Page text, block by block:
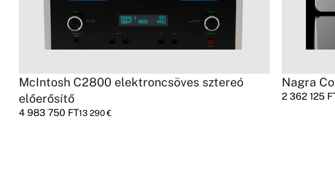
McIntosh C2800 elektroncsöves sztereó
előerősítő
4 983 750 FT13 290€
Nagra
2 362 125